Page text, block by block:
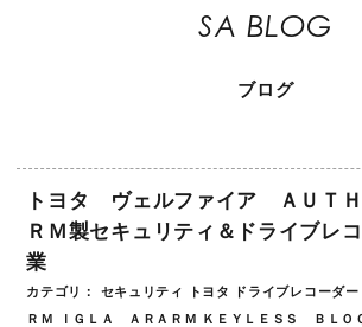
SA BLOG
ブログ
トヨタ ヴェルファイア ＡＵＴ
ＲＭ製セキュリティ＆ドライブレ
業
カテゴリ： セキュリティ トヨタ ドライブレコーダー
ＲＭ
ＩＧＬＡ ＡＲＡＲＭ ＫＥＹＬＥＳＳ ＢＬＯ